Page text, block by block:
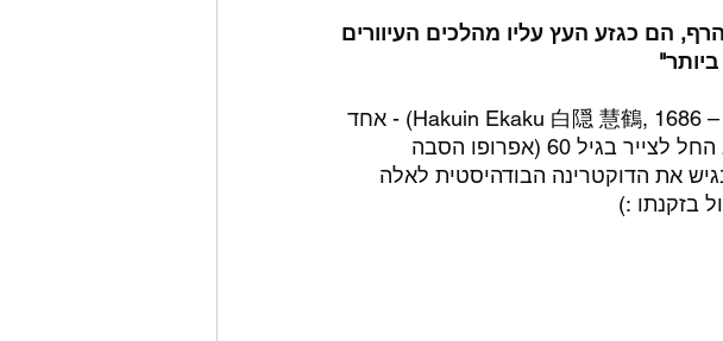
הם כגזע העץ עליו מהלכים העיוורים
זהו ציור דיו של מאסטר הזן היפני האקואין אקאקו (Hakuin Ekaku 白隠 慧鶴, 1686 – 1769) - אחד
מתוך סדרה של שמונה ציורים שנקראים Blind Men. הוא החל לצייר בגיל 60 (אפרופו הסבה
את הדוקטרינה הבודהיסטית לאלה
בזקנתו :)